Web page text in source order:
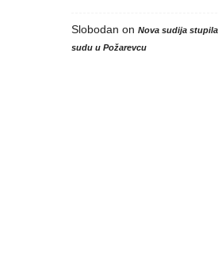
Slobodan on Nova sudija
sudu u Požarevcu